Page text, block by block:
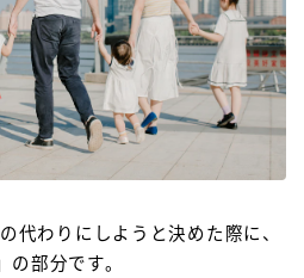
代わりにしようと決めた際に、
部分です。